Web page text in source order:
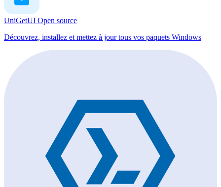
UniGetUI Open source
Découvrez, installez et mettez à jour tous vos paquets Windows